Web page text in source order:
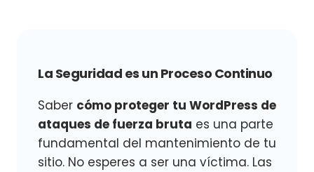
La Seguridad es un Proceso Continuo
Saber cómo proteger tu WordPress de
ataques de fuerza bruta es una parte
fundamental del mantenimiento de tu
sitio. No esperes a ser una víctima. Las